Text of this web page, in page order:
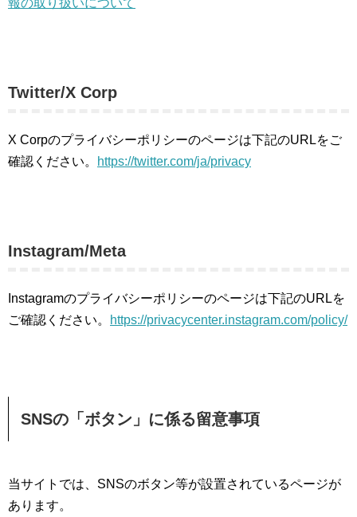
報の取り扱いについて
Twitter/X Corp
X Corpのプライバシーポリシーのページは下記のURLをご
確認ください。
https://twitter.com/ja/privacy
Instagram/Meta
Instagramのプライバシーポリシーのページは下記のURLを
ご確認ください。
https://privacycenter.instagram.com/policy/
SNSの「ボタン」に係る留意事項
当サイトでは、SNSのボタン等が設置されているページが
あります。